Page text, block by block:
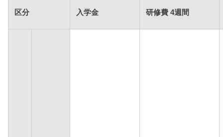
区分 入学金 研修費 4週間